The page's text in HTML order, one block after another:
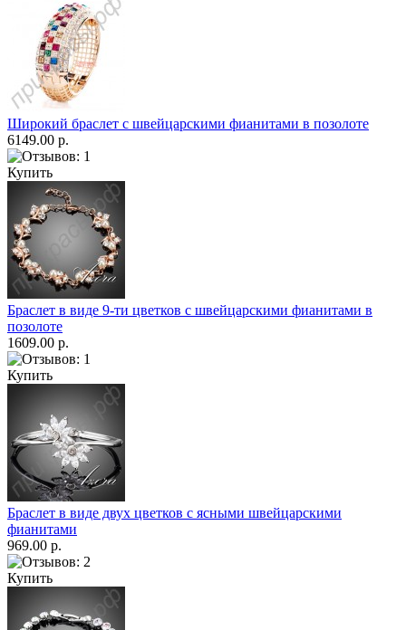
Широкий браслет с швейцарскими фианитами в позолоте
6149.00 р.
Купить
Браслет в виде 9-ти цветков с швейцарскими фианитами в
позолоте
1609.00 р.
Купить
Браслет в виде двух цветков с ясными швейцарскими
фианитами
969.00 р.
Купить